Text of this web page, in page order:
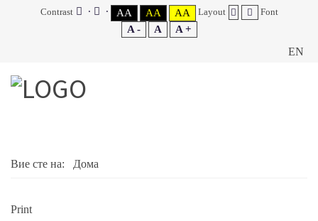
Contrast AA AA AA Layout Font
A - A A +
EN
Вие сте на: Дома
Print